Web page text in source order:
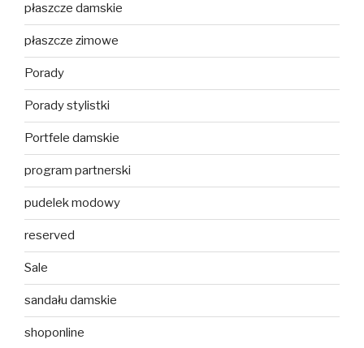
płaszcze damskie
płaszcze zimowe
Porady
Porady stylistki
Portfele damskie
program partnerski
pudelek modowy
reserved
Sale
sandału damskie
shoponline